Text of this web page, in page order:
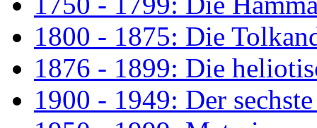
1800 - 1875: Die
1876 - 1899: Die
1900 - 1949: Der